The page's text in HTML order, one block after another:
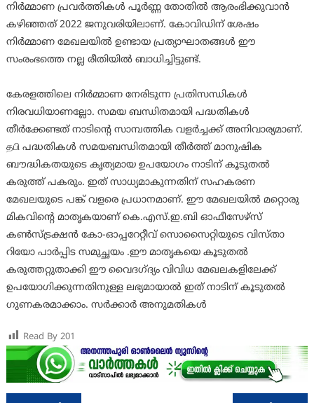
നിർമ്മാണ പ്രവർത്തികൾ പൂർണ്ണ തോതിൽ ആരംഭിക്കുവാൻ
കഴിഞ്ഞത് 2022 ജനുവരിയിലാണ്. കോവിഡിന് ശേഷം
നിർമ്മാണ മേഖലയിൽ ഉണ്ടായ പ്രത്യാഘാതങ്ങൾ ഈ
സംരംഭത്തെ നല്ല രീതിയിൽ ബാധിച്ചിട്ടുണ്ട്.
കേരളത്തിലെ നിർമ്മാണ നേരിടുന്ന പ്രതിസന്ധികൾ
നിരവധിയാണല്ലോ. സമയ ബന്ധിതമായി പദ്ധതികൾ
തീർക്കേണ്ടത് നാടിന്റെ സാമ്പത്തിക വളർച്ചക്ക് അനിവാര്യമാണ്.
தபி പദ്ധതികൾ സമയബന്ധിതമായി തീർത്ത് മാനുഷിക
ബൗദ്ധികതയുടെ കൃത്യമായ ഉപയോഗം നാടിന് കൂടുതൽ
കരുത്ത് പകരും. ഇത് സാധ്യമാകുന്നതിന് സഹകരണ
മേഖലയുടെ പങ്ക് വളരെ പ്രധാനമാണ്. ഈ മേഖലയിൽ മറ്റൊരു
മികവിന്റെ മാതൃകയാണ് കെ.എസ്.ഇ.ബി ഓഫീസേഴ്സ‌്
കൺസ്ട്രക്ഷൻ കോ-ഓപ്പറേറ്റീവ് സൊസൈറ്റിയുടെ വിസ്താ
റിയോ പാർപ്പിട സമുച്ഛയം .ഈ മാതൃകയെ കൂടുതൽ
കരുത്തറ്റുതാക്കി ഈ വൈദഗ്ദ്യം വിവിധ മേഖലകളിലേക്ക്
ഉപയോഗിക്കുന്നതിനുള്ള ലഭ്യമായാൽ ഇത് നാടിന് കൂടുതൽ
ഗുണകരമാക്കാം. സർക്കാർ അനുമതികൾ
Read By 201